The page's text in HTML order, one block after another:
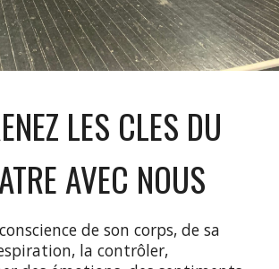
LES CLES DU
AVEC NOUS
de son corps, de sa
la contrôler,